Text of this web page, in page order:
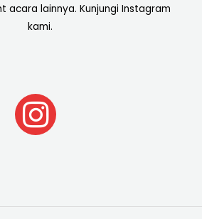
acara lainnya. Kunjungi Instagram
kami.
I
n
t